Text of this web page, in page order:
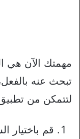
مهمتك الآن هي
تبحث عنه
لتتمكن من
قم باختيار